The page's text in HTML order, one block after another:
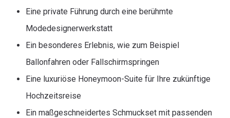
Eine private Führung durch eine berühmte
Modedesignerwerkstatt
Ein besonderes Erlebnis, wie zum Beispiel
Ballonfahren oder Fallschirmspringen
Eine luxuriöse Honeymoon-Suite für Ihre zukünftige
Hochzeitsreise
Ein maßgeschneidertes Schmuckset mit passenden